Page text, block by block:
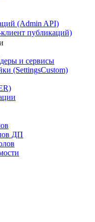
(Admin API)
публикаций)
и сервисы
(SettingsCustom)
ДП